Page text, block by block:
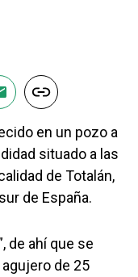
en un pozo a
situado a las
de Totalán,
de España.
de ahí que se
de 25